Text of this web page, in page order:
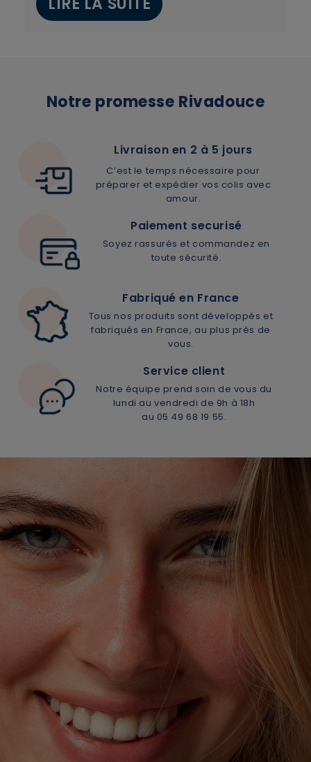
Voulez-vous vraiment supprimer le produit suivant
Notre promesse Rivadouce
Livraison en 2 à 5 jours
C’est le temps nécessaire pour
préparer et expédier vos colis avec
amour.
Paiement securisé
Soyez rassurés et commandez en
toute sécurité.
Fabriqué en France
Tous nos produits sont développés et
fabriqués en France, au plus près de
vous.
Service client
Notre équipe prend soin de vous du
lundi au vendredi de 9h à 18h
au 05 49 68 19 55.
JE M’INSCRIS
En renseignant votre adresse e-mail, vous acceptez de
recevoir des communications par e-mail de la part de
Rivadouce et Milton, son partenaire Hygiène Maison.